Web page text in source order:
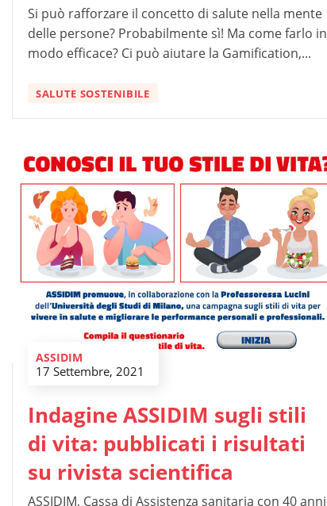
Si può rafforzare il concetto di salute nella mente
delle persone? Probabilmente sì! Ma come farlo in
modo efficace? Ci può aiutare la Gamification,...
SALUTE SOSTENIBILE
ASSIDIM
17 Settembre, 2021
Indagine ASSIDIM sugli stili
di vita: pubblicati i risultati
su rivista scientifica
ASSIDIM, Cassa di Assistenza sanitaria con 40 anni